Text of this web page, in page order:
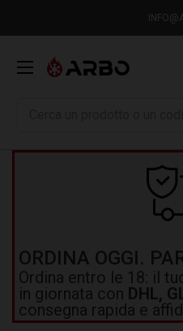
ORDINA OGGI.
Ordina entro le 18: il
in giornata con DHL,
consegna rapida e